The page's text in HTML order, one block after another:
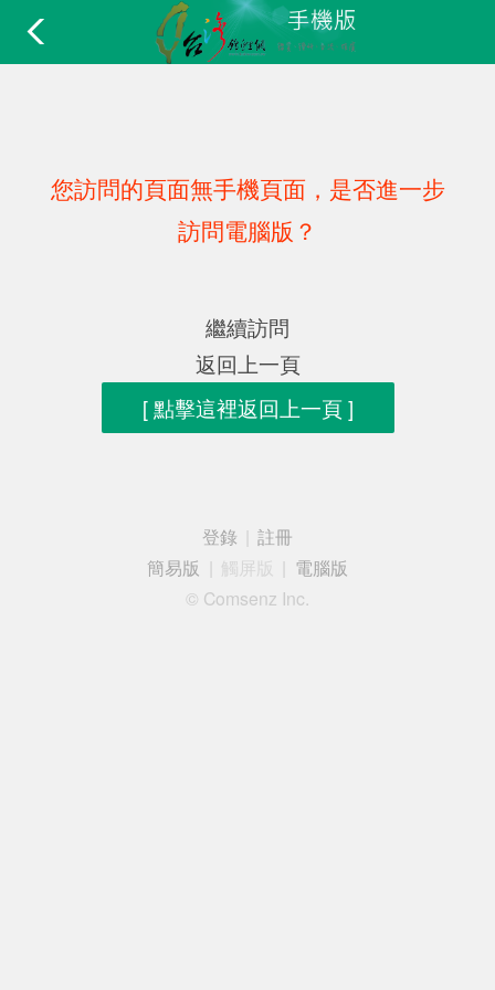
您訪問的頁面無手機頁面，是否進一步
訪問電腦版？
繼續訪問
返回上一頁
[ 點擊這裡返回上一頁 ]
登錄
註冊
簡易版
觸屏版
電腦版
© Comsenz Inc.